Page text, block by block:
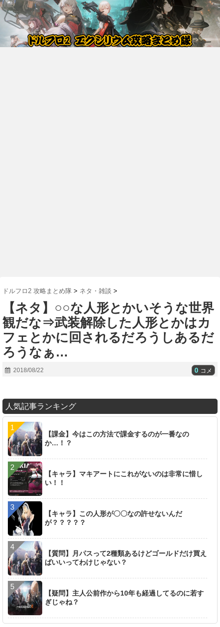
ドルフロ2 攻略まとめ隊 > ネタ・雑談 >
【ネタ】○○な人形とかいそうな世界
観だな⇒武装解除した人形とかはカ
フェとかに回されるだろうしあるだ
ろうなぁ…
2018/08/22 0 コメ
人気記事ランキング
【課金】今はこの方法で課金するのが一番なの
か…！？
【キャラ】マキアートにこれがないのは非常に惜し
い！！
【キャラ】この人形が〇〇なの許せないんだ
が？？？？？
【質問】月パスって2種類あるけどゴールドだけ買え
ばいいってわけじゃない？
【疑問】主人公前作から10年も経過してるのに若す
ぎじゃね？